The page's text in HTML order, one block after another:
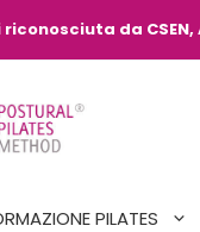
da CSEN,
PILATES